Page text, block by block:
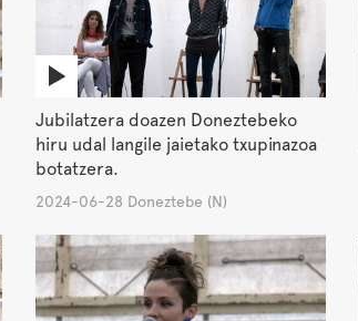
Jubilatzera doazen Doneztebeko
hiru udal langile jaietako txupinazoa
botatzera.
2024-06-28 Doneztebe (N)